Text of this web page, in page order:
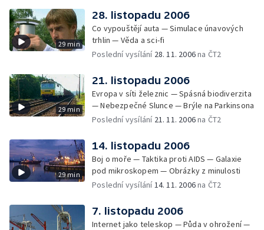
29 min
28. listopadu 2006
Co vypouštějí auta — Simulace únavových
trhlin — Věda a sci-fi
Poslední vysílání 28. 11. 2006na ČT2
29 min
21. listopadu 2006
Evropa v síti železnic — Spásná biodiverzita
— Nebezpečné Slunce — Brýle na Parkinsona
Poslední vysílání 21. 11. 2006na ČT2
29 min
14. listopadu 2006
Boj o moře — Taktika proti AIDS — Galaxie
pod mikroskopem — Obrázky z minulosti
Poslední vysílání14. 11. 2006na ČT2
7. listopadu 2006
Internet jako teleskop — Půda v ohrožení —